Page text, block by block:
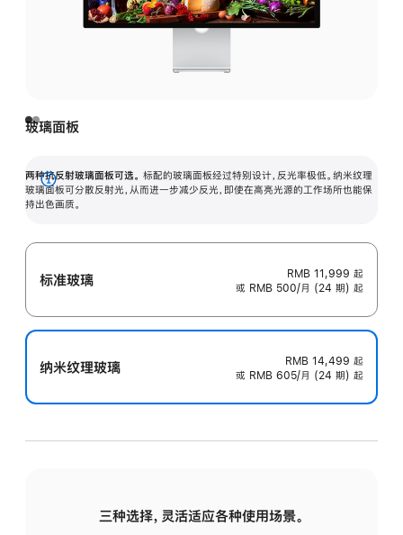
玻璃面板
两种抗反射玻璃面板可选。 标配的玻璃面板经过特别设计，反光率极低。纳米纹理
玻璃面板可分散反射光，从而进一步减少反光，即使在高亮光源的工作场所也能保
持出色画质。
展
开
标准玻璃 RMB 11,999 起
或 RMB 500/月 (24 期) 起
纳米纹理玻璃 RMB 14,499 起
或 RMB 605/月 (24 期) 起
三种选择，灵活适应各种使用场景。